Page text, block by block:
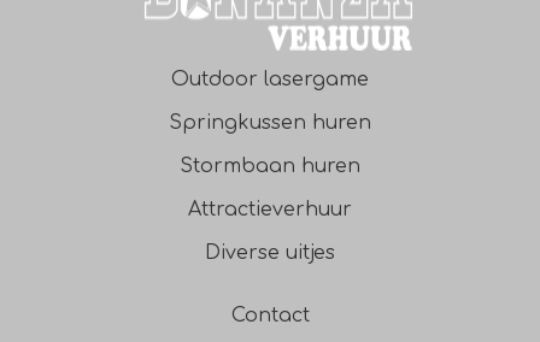
Outdoor lasergame
Springkussen huren
Stormbaan huren
Attractieverhuur
Diverse uitjes
Contact